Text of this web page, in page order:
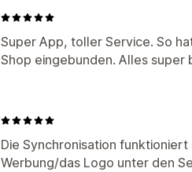
Super App, toller Service. So
Shop eingebunden. Alles
Die Synchronisation
Werbung/das Logo unter den